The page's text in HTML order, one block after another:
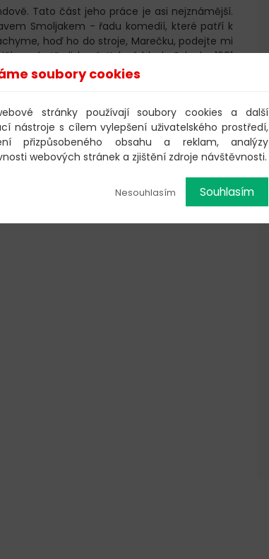
Tato část jeho práce je asi nejznámější.
Smoljakem - řadu komedií, které patří k
hoď ho do stroje, Marečku, podejte mi
má středisková, Kulový blesk. Od roku 1991
- Obecná škola, Kolja, Tmavomodrý svět,
byly nominovány na Oscara, poslední z
vytvořil společně s dalším spolupracovníkem
hity této dvojice patří písně Holubí dům,
lahve Ani k stáru. Převážnou část písňové
již 20 let uvádí televizní pořad Hodina
soubory cookies
stránky používají soubory cookies a další
nástroje s cílem vylepšení uživatelského prostředí,
přizpůsobeného obsahu a reklam, analýzy
webových stránek a zjištění zdroje návštěvnosti.
Nesouhlasím Souhlasím